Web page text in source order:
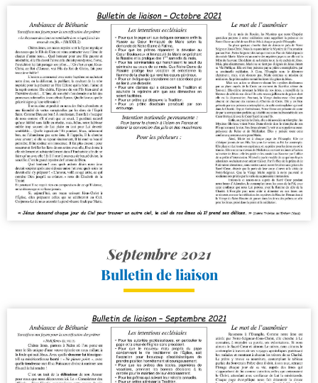
Septembre 2021
Bulletin de liaison